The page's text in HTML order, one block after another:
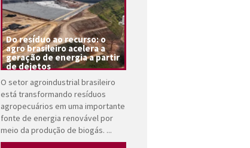
Do resíduo ao recurso: o
agro brasileiro acelera a
geração de energia a partir
de dejetos
O setor agroindustrial brasileiro
está transformando resíduos
agropecuários em uma importante
fonte de energia renovável por
meio da produção de biogás. ...